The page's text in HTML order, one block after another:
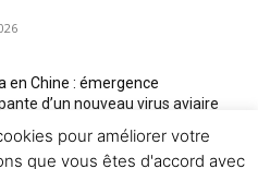
en Chine : émergence
d’un nouveau virus aviaire
pour améliorer votre
que vous êtes d'accord avec